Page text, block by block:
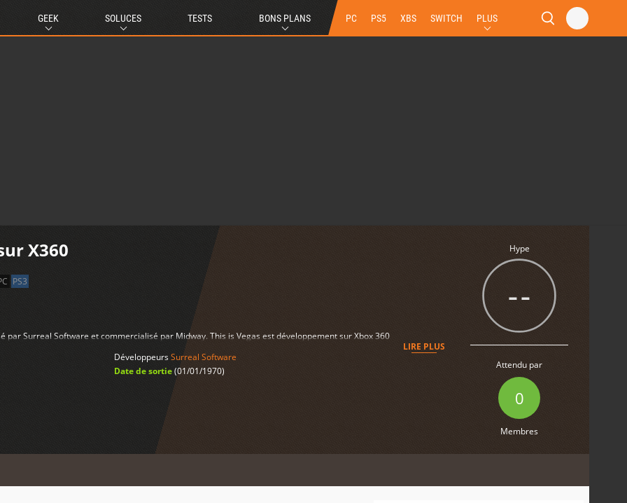
GEEK SOLUCES TESTS BONS PLANS PC PS5 XBS SWITCH PLUS
X360
PS3
par Surreal Software et commercialisé par Midway. This is Vegas est développement sur Xbox 360
LIRE PLUS
DéveloppeursSurreal Software
Date de sortie(01/01/1970)
Hype
--
Attendu par
0
Membres